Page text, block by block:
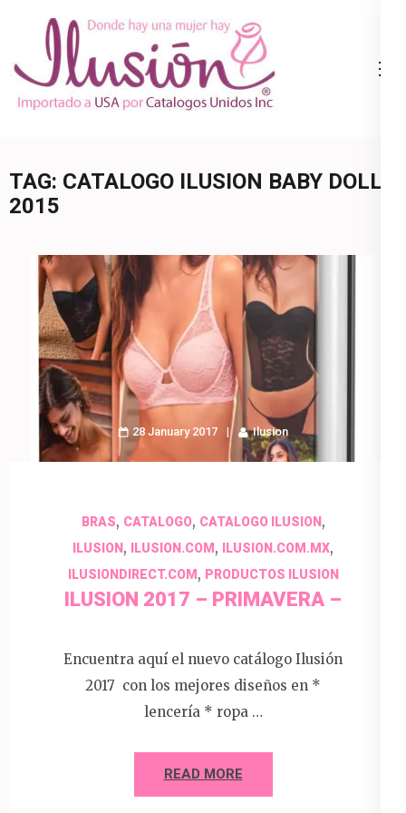
content
(Press
Ropa Interior
800.825.9452
TAG: CATALOGO ILUSION BABY DOLL
2015
28 January 2017 Ilusion
BRAS, CATALOGO, CATALOGO ILUSION,
ILUSION , ILUSION.COM , ILUSION.COM.MX,
ILUSIONDIRECT.COM , PRODUCTOS ILUSION
ILUSION 2017 – PRIMAVERA –
Encuentra aquí el nuevo catálogo Ilusión
2017 con los mejores diseños en *
lencería * ropa …
READ MORE